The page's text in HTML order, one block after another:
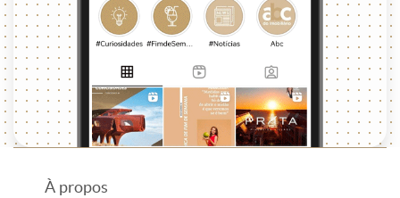
À propos